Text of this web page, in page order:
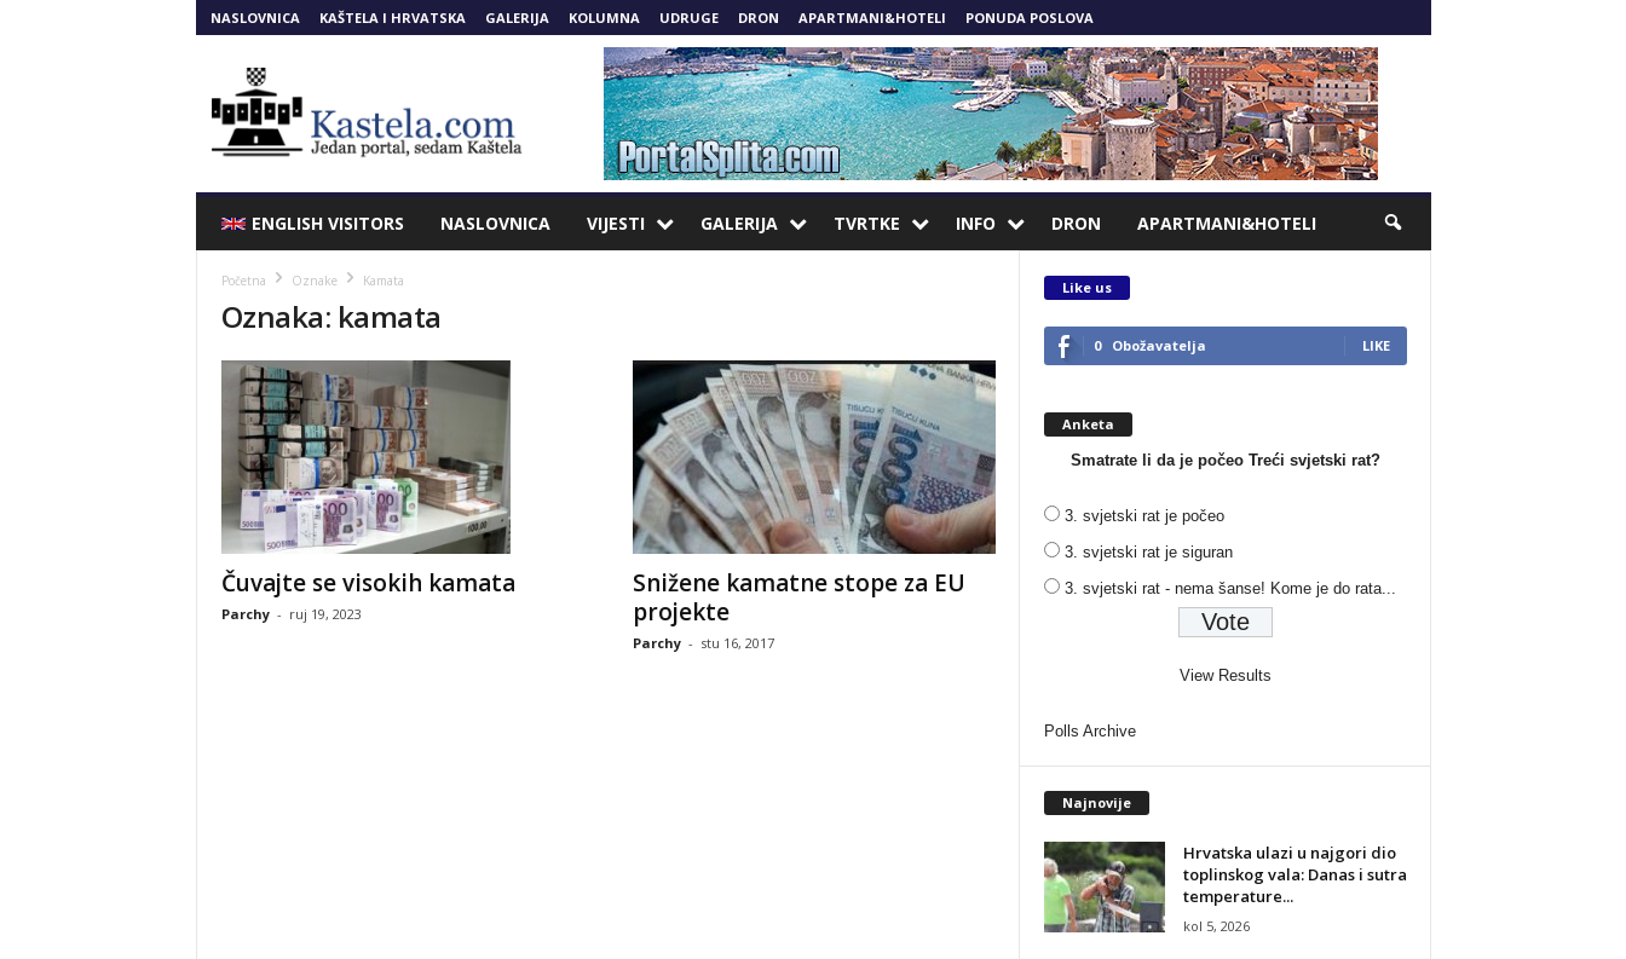
NASLOVNICA KAŠTELA I HRVATSKA GALERIJA KOLUMNA UDRUGE DRON APARTMANI&HOTELI PONUDA POSLOVA
ENGLISH VISITORS NASLOVNICA VIJESTI GALERIJA TVRTKE INFO DRON APARTMANI&HOTELI
Početna Oznake Kamata
Oznaka: kamata
Čuvajte se visokih kamata
Parchy - ruj 19, 2023
Snižene kamatne stope za EU
projekte
Parchy - stu 16, 2017
Like us
0 Obožavatelja LIKE
Anketa
Smatrate li da je počeo Treći svjetski rat?
3. svjetski rat je počeo
3. svjetski rat je siguran
3. svjetski rat - nema šanse! Kome je do rata...
View Results
Polls Archive
Najnovije
Hrvatska ulazi u najgori dio
toplinskog vala: Danas i sutra
temperature...
kol 5, 2026